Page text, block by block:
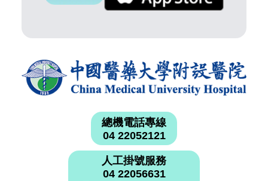
總機電話專線
04 22052121
人工掛號服務
04 22056631